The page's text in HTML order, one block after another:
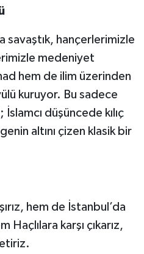
savaştık, hançerlerimizle
medeniyet
hem de ilim üzerinden
kuruyor. Bu sadece
düşüncede kılıç
altını çizen klasik bir
hem de İstanbul’da
Haçlılara karşı çıkarız,